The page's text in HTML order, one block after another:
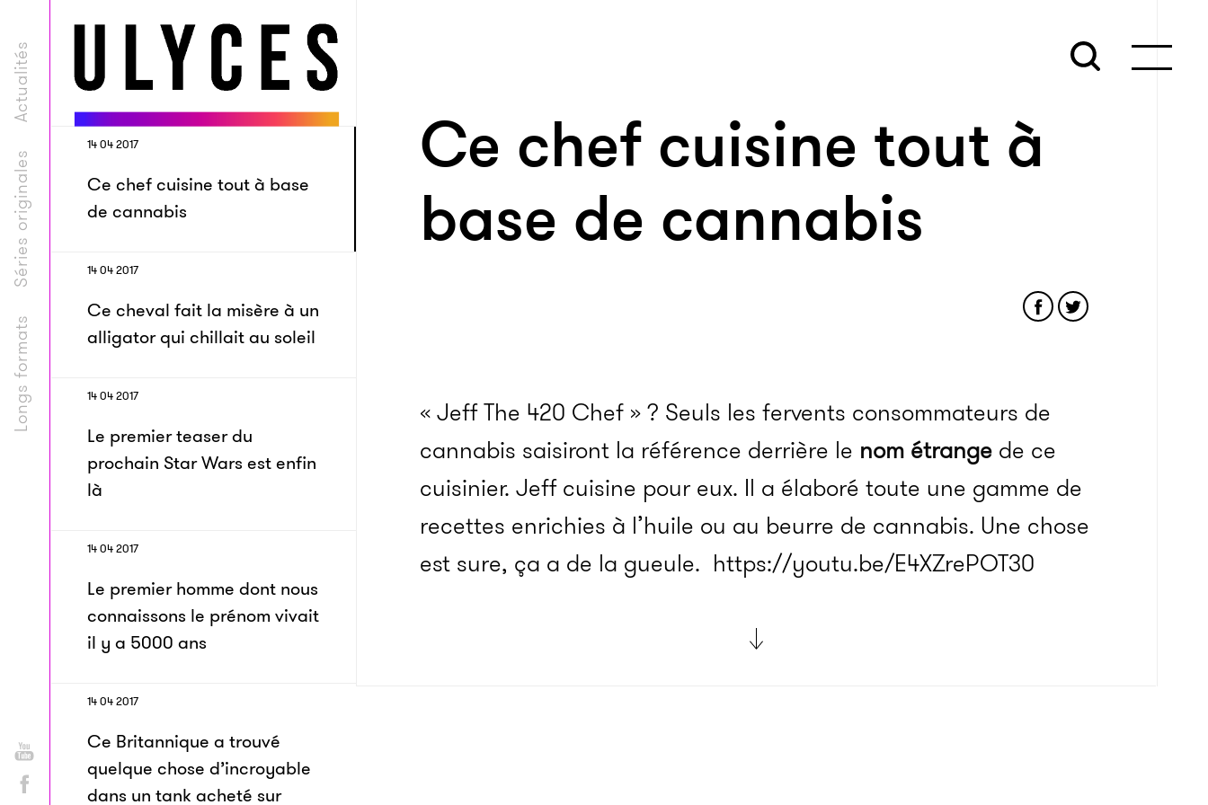
Longs formats
Séries originales
Actualités
14 04 2017
Ce chef cuisine tout à base
de cannabis
14 04 2017
Ce cheval fait la misère à un
alligator qui chillait au soleil
14 04 2017
Le premier teaser du
prochain Star Wars est enfin
là
14 04 2017
Le premier homme dont nous
connaissons le prénom vivait
il y a 5000 ans
14 04 2017
Ce Britannique a trouvé
quelque chose d’incroyable
dans un tank acheté sur
Ce chef cuisine tout à
base de cannabis
« Jeff The 420 Chef » ? Seuls les fervents consommateurs de
cannabis saisiront la référence derrière le nom étrange de ce
cuisinier. Jeff cuisine pour eux. Il a élaboré toute une gamme de
recettes enrichies à l’huile ou au beurre de cannabis. Une chose
est sure, ça a de la gueule. https://youtu.be/E4XZrePOT30